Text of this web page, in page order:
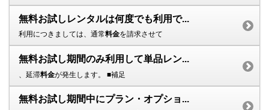
無料お試しレンタルは何度でも利用で...
利用につきましては、通常料金を請求させて
無料お試し期間のみ利用して単品レン...
、延滞料金が発生します。 ■補足
無料お試し期間中にプラン・オプショ...